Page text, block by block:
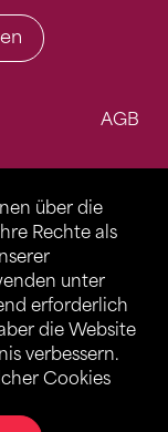
über die
Rechte als
unter
erforderlich
die Website
verbessern.
Cookies
AGB